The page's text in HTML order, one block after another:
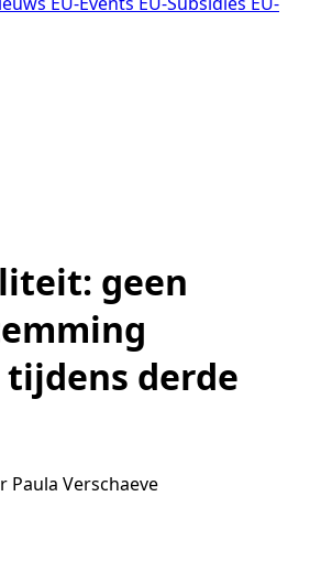
geen
derde
Paula Verschaeve